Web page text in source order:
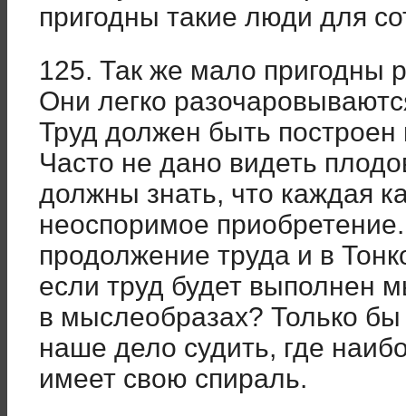
пригодны такие люди для
125. Так же мало пригодны
Они легко
Труд должен быть
Часто не дано видеть
должны знать, что каждая
неоспоримое
продолжение труда и в
если труд будет выполнен
в мыслеобразах? Только
наше дело судить, где
имеет свою спираль.